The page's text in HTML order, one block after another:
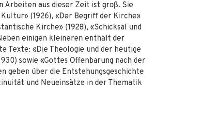
Arbeiten aus dieser Zeit ist groß. Sie
(1926), «Der Begriff der Kirche»
Kirche» (1928), «Schicksal und
einigen kleineren enthält der
Texte: «Die Theologie und der heutige
sowie «Gottes Offenbarung nach der
geben über die Entstehungsgeschichte
und Neueinsätze in der Thematik